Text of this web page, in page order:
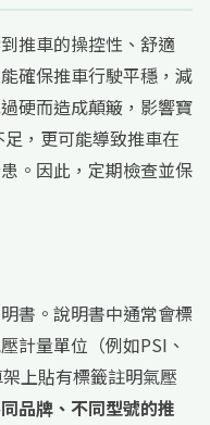
推車的操控性、舒適
確保推車行駛平穩，減
硬而造成顛簸，影響寶
，更可能導致推車在
。因此，定期檢查並保
書。說明書中通常會標
計量單位（例如PSI、
上貼有標籤註明氣壓
品牌、不同型號的推